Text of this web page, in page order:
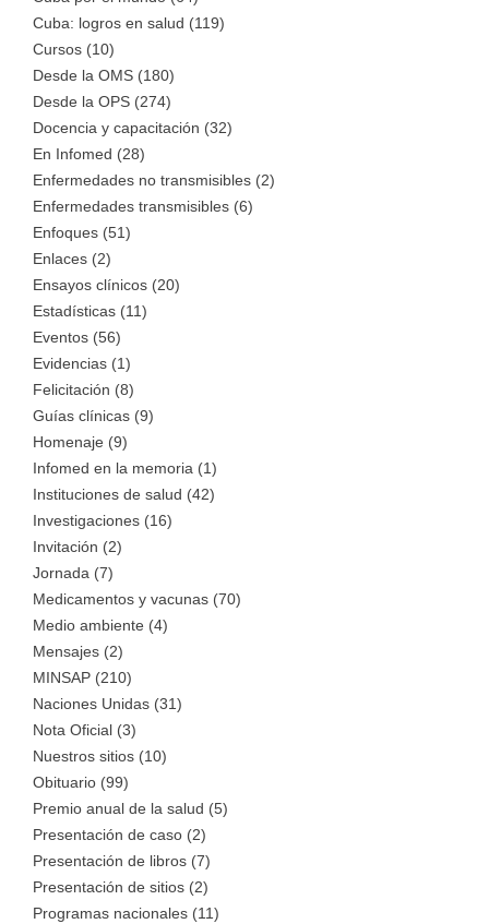
Cuba: logros en salud (119)
Cursos (10)
Desde la OMS (180)
Desde la OPS (274)
Docencia y capacitación (32)
En Infomed (28)
Enfermedades no transmisibles (2)
Enfermedades transmisibles (6)
Enfoques (51)
Enlaces (2)
Ensayos clínicos (20)
Estadísticas (11)
Eventos (56)
Evidencias (1)
Felicitación (8)
Guías clínicas (9)
Homenaje (9)
Infomed en la memoria (1)
Instituciones de salud (42)
Investigaciones (16)
Invitación (2)
Jornada (7)
Medicamentos y vacunas (70)
Medio ambiente (4)
Mensajes (2)
MINSAP (210)
Naciones Unidas (31)
Nota Oficial (3)
Nuestros sitios (10)
Obituario (99)
Premio anual de la salud (5)
Presentación de caso (2)
Presentación de libros (7)
Presentación de sitios (2)
Programas nacionales (11)